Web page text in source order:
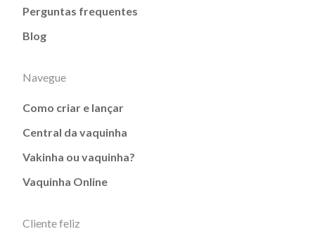
Perguntas frequentes
Blog
Navegue
Como criar e lançar
Central da vaquinha
Vakinha ou vaquinha?
Vaquinha Online
Cliente feliz